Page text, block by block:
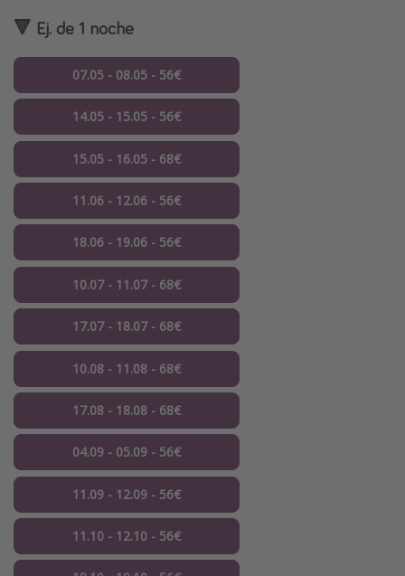
🔻 Ej. de 1 noche
07.05 - 08.05 - 56€
14.05 - 15.05 - 56€
15.05 - 16.05 - 68€
11.06 - 12.06 - 56€
18.06 - 19.06 - 56€
10.07 - 11.07 - 68€
17.07 - 18.07 - 68€
10.08 - 11.08 - 68€
17.08 - 18.08 - 68€
04.09 - 05.09 - 56€
11.09 - 12.09 - 56€
11.10 - 12.10 - 56€